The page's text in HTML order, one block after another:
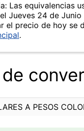
Las equivalencias
Jueves 24 de Junio
el precio de hoy se
.
A PESOS